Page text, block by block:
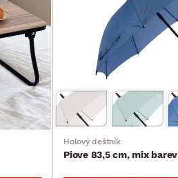
Holový deštník
Piove 83,5 cm, mix barev